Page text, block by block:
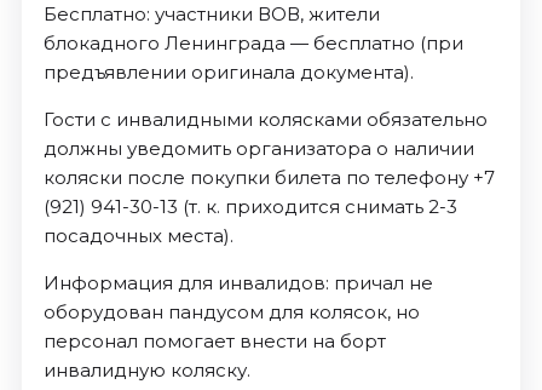
Бесплатно: участники ВОВ, жители
блокадного Ленинграда — бесплатно (при
предъявлении оригинала документа).
Гости с инвалидными колясками обязательно
должны уведомить организатора о наличии
коляски после покупки билета по телефону +7
(921) 941-30-13 (т. к. приходится снимать 2-3
посадочных места).
Информация для инвалидов: причал не
оборудован пандусом для колясок, но
персонал помогает внести на борт
инвалидную коляску.